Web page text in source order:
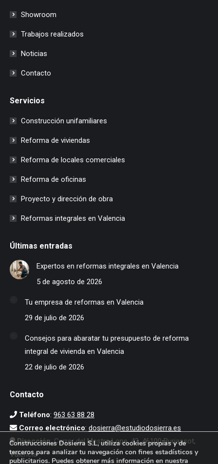
Showroom
Trabajos realizados
Noticias
Contacto
Servicios
Construcción unifamiliares
Reforma de viviendas
Reforma de locales comerciales
Reforma de oficinas
Proyecto y dirección de obra
Reformas integrales en Valencia
Últimas entradas
Expertos en reformas integrales en Valencia
5 de agosto de 2026
Tu empresa de reformas en Valencia
29 de julio de 2026
Consejos para abaratar tu presupuesto de reforma
integral de vivienda en Valencia
22 de julio de 2026
Contacto
Teléfono: 963 63 88 28
Correo electrónico: dosierra@estudiodosierra.es
Dirección: Carrer del Mestre Lope, 43, 46100 Burjassot,
Valencia
Construcciones Dosierra S.L, utiliza cookies propias y de
terceros para analizar tu navegación con fines estadísticos y
publicitarios. Puedes obtener más información en nuestra